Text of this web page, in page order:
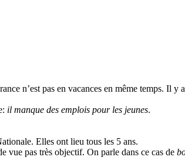
n’est pas en vacances en même temps. Il y
il manque des emplois pour les jeunes.
Elles ont lieu tous les 5 ans.
vue pas très objectif. On parle dans ce cas de